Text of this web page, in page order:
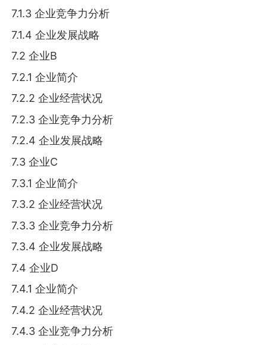
7.1.3 企业竞争力分析
7.1.4 企业发展战略
7.2 企业B
7.2.1 企业简介
7.2.2 企业经营状况
7.2.3 企业竞争力分析
7.2.4 企业发展战略
7.3 企业C
7.3.1 企业简介
7.3.2 企业经营状况
7.3.3 企业竞争力分析
7.3.4 企业发展战略
7.4 企业D
7.4.1 企业简介
7.4.2 企业经营状况
7.4.3 企业竞争力分析